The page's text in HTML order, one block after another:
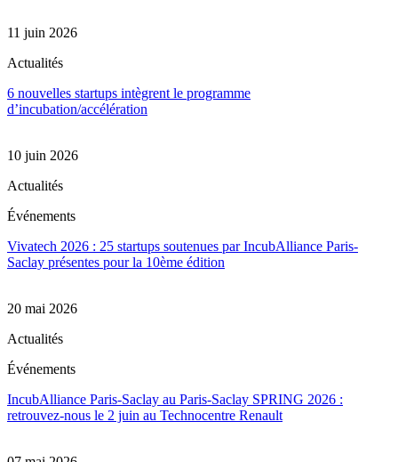
11 juin 2026
Actualités
6 nouvelles startups intègrent le programme
d’incubation/accélération
10 juin 2026
Actualités
Événements
Vivatech 2026 : 25 startups soutenues par IncubAlliance Paris-
Saclay présentes pour la 10ème édition
20 mai 2026
Actualités
Événements
IncubAlliance Paris-Saclay au Paris-Saclay SPRING 2026 :
retrouvez-nous le 2 juin au Technocentre Renault